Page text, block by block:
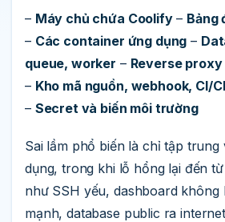
– Máy chủ chứa Coolify– Bảng
– Các container ứng dụng –
queue, worker – Reverse
– Kho mã nguồn, webhook, CI/
– Secret và biến môi trường
Sai lầm phổ biến là chỉ tập trung
dụng, trong khi lỗ hổng lại đến
như SSH yếu, dashboard không
mạnh, database public ra